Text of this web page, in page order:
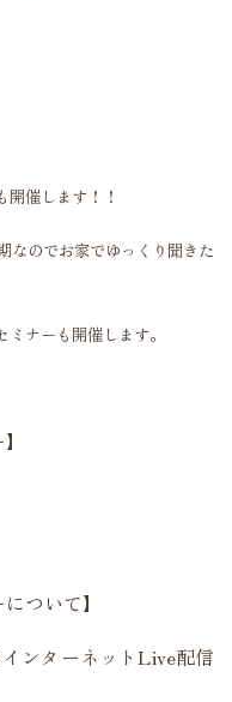
催します！！
なのでお家でゆっくり聞きた
ナーも開催します。
ついて】
ンターネットLive配信